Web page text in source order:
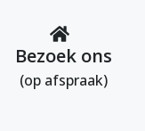
Bezoek ons
(op afspraak)